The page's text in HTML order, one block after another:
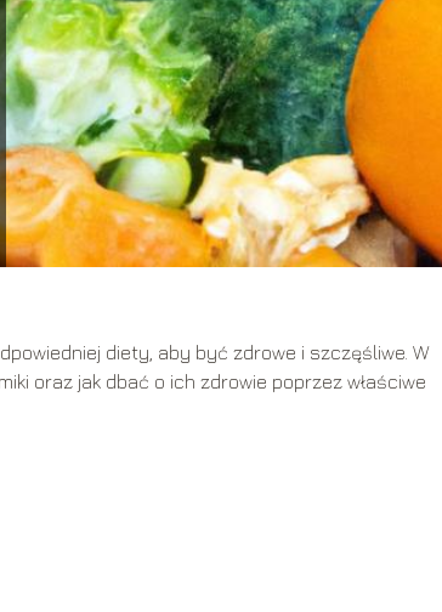
diety, aby być zdrowe i szczęśliwe. W
oraz jak dbać o ich zdrowie poprzez właściwe